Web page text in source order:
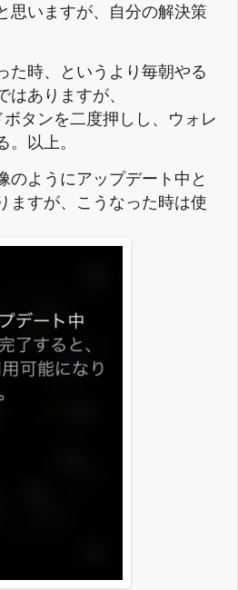
思いますが、自分の解決策
た時、というより毎朝やる
ありますが、
タンを二度押しし、ウォレ
以上。
のようにアップデート中と
ますが、こうなった時は使